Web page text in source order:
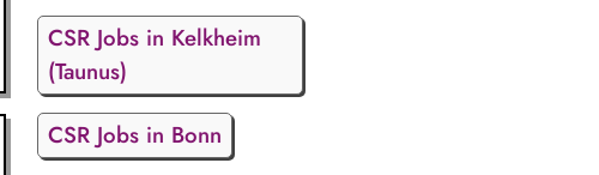
CSR Jobs in Kelkheim
(Taunus)
CSR Jobs in Bonn